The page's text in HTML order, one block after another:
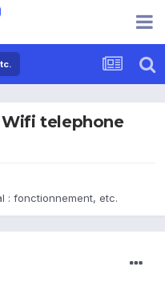
telephone
: fonctionnement, etc.